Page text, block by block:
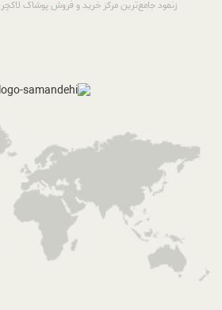
زنمود جامع‌ترین مرکز خرید و فروش پوشاک